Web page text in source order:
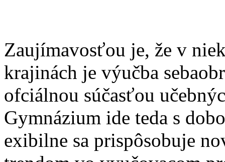
Zaujímavosťou je, že v
krajinách je výučba
ofciálnou súčasťou
Gymnázium ide teda s
exibilne sa prispôsobuje